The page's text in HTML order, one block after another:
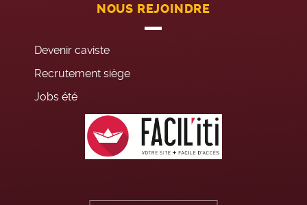
NOUS REJOINDRE
Devenir caviste
Recrutement siège
Jobs été